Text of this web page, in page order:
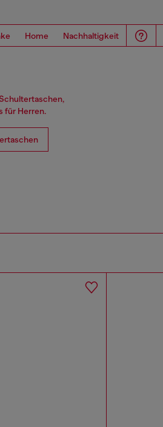
Home Nachhaltigkeit
für Herren.